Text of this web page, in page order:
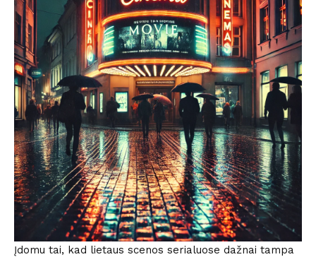
Įdomu tai, kad lietaus scenos serialuose dažnai tampa